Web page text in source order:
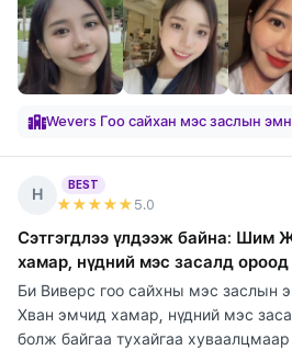
Wevers Гоо сайхан мэс заслын
Н
BEST
★★★★★ 5.0
Сэтгэгдлээ үлдээж байна: Шим
хамар, нүдний мэс засалд
Би Виверс гоо сайхны мэс заслын
Хван эмчид хамар, нүдний мэс
болж байгаа тухайгаа